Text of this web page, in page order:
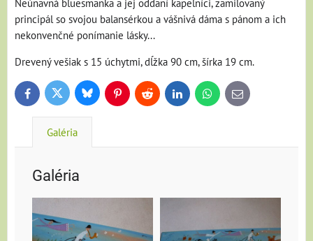
principál so svojou balansérkou a vášnivá dáma s pánom a ich
nekonvenčné ponímanie lásky...
Drevený vešiak s 15 úchytmi, dĺžka 90 cm, šírka 19 cm.
FacebookTwitter BlueskyPinterestReddit LinkedInWhatsApp
E-
mail
Galéria
Galéria